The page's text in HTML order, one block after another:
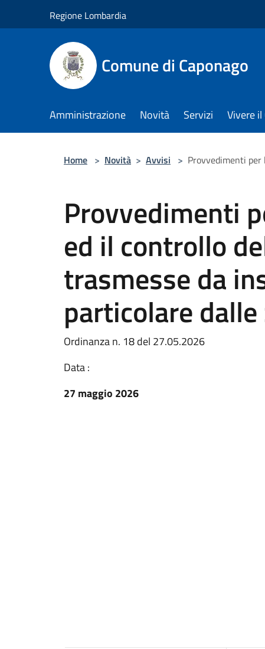
Regione Lombardia
Comune di Caponago
Amministrazione Novità Servizi Vivere
Home > Novità > Avvisi > Provvedimenti
Provvedimenti
ed il controllo
trasmesse da
particolare
Ordinanza n. 18 del 27.05.2026
Data :
27 maggio 2026